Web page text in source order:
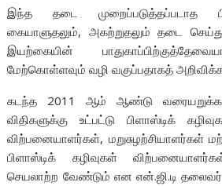
இந்த தடை முறைப்படுத்தப்படாத
கையாளுதலும், அகற்றுதலும் தடை
இயற்கையின்
மேற்கொள்ளவும் வழி வகுப்பதாகத்
கடந்த 2011 ஆம் ஆண்டு
விதிகளுக்கு உட்பட்டு பிளாஸ்டிக்
விற்பனையாளர்கள், மறுசுழற்சியாளர்கள்
பிளாஸ்டிக் கழிவுகள்
செயலாற்ற வேண்டும் என என்.ஜி.டி தலைவர்